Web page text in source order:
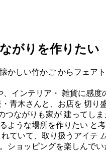
がりを作りたい
しい竹かご からフェ
インテリア・ 雑貨に感
青木さんと、お店を 切り
ながりも家が 建って
うな場所を作りたい と
ていて、取り扱うアイ
ョッピングを楽しんで